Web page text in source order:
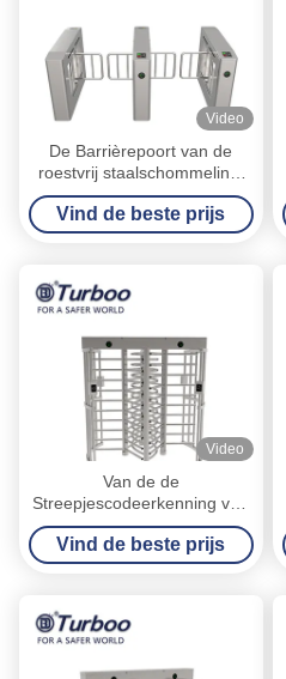
Video
De Barrièrepoort van de
roestvrij staalschommeling,
de Automatische Poorten van
Turnstyle met Kaartlezer
Vind de beste prijs
Video
Van de de
Streepjescodeerkenning van
RFID Gezichts Volledige de
Hoogteturnstile/Volledige de
Hoogtepoort 24V van
Vind de beste prijs